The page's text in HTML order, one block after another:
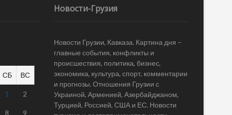
СБ ВС
1 2
8 9
Новости-Грузия
Новости Грузии, Кавказа. Картина дня –
главные события, конфликты и
происшествия, политика, бизнес,
экономика, культура, спорт, комментарии
и прогнозы. Отношения Грузии с
Украиной, Арменией, Азербайджаном,
Турцией, Россией, США и ЕС. Новости